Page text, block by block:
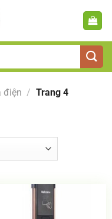
điện / Trang 4